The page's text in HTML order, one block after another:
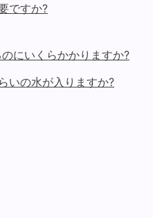
ですか?
にいくらかかりますか?
いの水が入りますか?